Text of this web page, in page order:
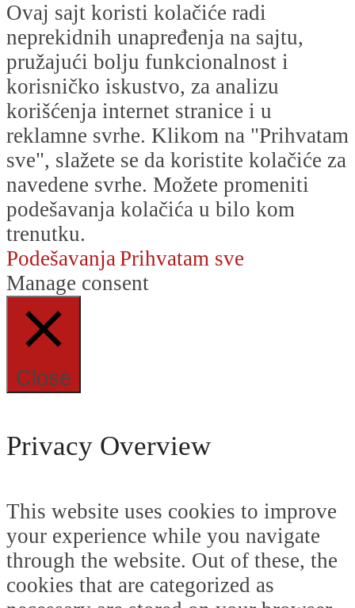
Ovaj sajt koristi kolačiće radi
neprekidnih unapređenja na sajtu,
pružajući bolju funkcionalnost i
korisničko iskustvo, za analizu
korišćenja internet stranice i u
reklamne svrhe. Klikom na "Prihvatam
sve", slažete se da koristite kolačiće za
navedene svrhe. Možete promeniti
podešavanja kolačića u bilo kom
trenutku.
PodešavanjaPrihvatam sve
Manage consent
Close
Privacy Overview
This website uses cookies to improve
your experience while you navigate
through the website. Out of these, the
cookies that are categorized as